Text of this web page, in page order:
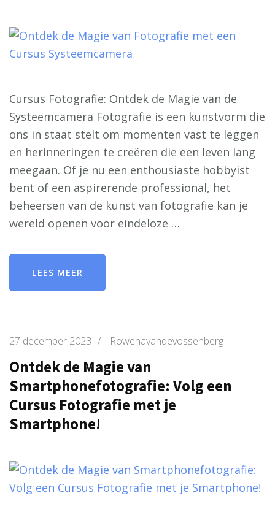
Cursus Fotografie: Ontdek de Magie van de
Systeemcamera Fotografie is een kunstvorm die
ons in staat stelt om momenten vast te leggen
en herinneringen te creëren die een leven lang
meegaan. Of je nu een enthousiaste hobbyist
bent of een aspirerende professional, het
beheersen van de kunst van fotografie kan je
wereld openen voor eindeloze …
LEES MEER
27 december 2023 / Rowenavandevossenberg
Ontdek de Magie van
Smartphonefotografie: Volg een
Cursus Fotografie met je
Smartphone!